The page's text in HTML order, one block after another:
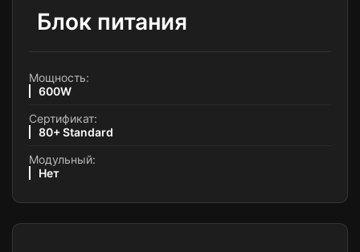
Блок питания
Мощность:
600W
Сертификат:
80+ Standard
Модульный:
Нет